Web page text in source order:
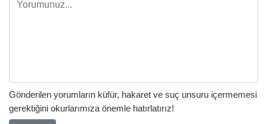
Gönderilen yorumların küfür, hakaret ve suç unsuru içermemesi
gerektiğini okurlarımıza önemle hatırlatırız!